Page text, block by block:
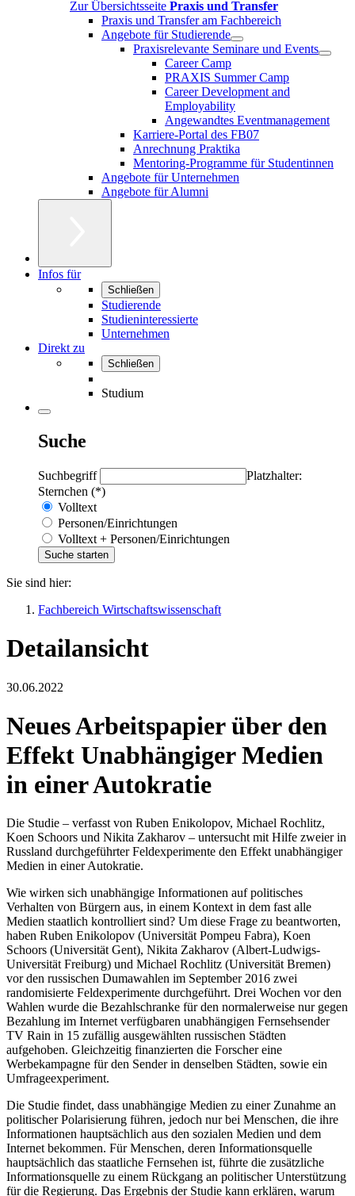
Zur Übersichtsseite Praxis und Transfer
Praxis und Transfer am Fachbereich
Angebote für Studierende
Praxisrelevante Seminare und Events
Career Camp
PRAXIS Summer Camp
Career Development and
Employability
Angewandtes Eventmanagement
Karriere-Portal des FB07
Anrechnung Praktika
Mentoring-Programme für Studentinnen
Angebote für Unternehmen
Angebote für Alumni
Infos für
Schließen
Studierende
Studieninteressierte
Unternehmen
Direkt zu
Schließen
Studium
Suche
Suchbegriff
Platzhalter:
Sternchen (*)
Volltext
Personen/Einrichtungen
Volltext + Personen/Einrichtungen
Sie sind hier:
Fachbereich Wirtschaftswissenschaft
Detailansicht
30.06.2022
Neues Arbeitspapier über den
Effekt Unabhängiger Medien
in einer Autokratie
Die Studie – verfasst von Ruben Enikolopov, Michael Rochlitz,
Koen Schoors und Nikita Zakharov – untersucht mit Hilfe zweier in
Russland durchgeführter Feldexperimente den Effekt unabhängiger
Medien in einer Autokratie.
Wie wirken sich unabhängige Informationen auf politisches
Verhalten von Bürgern aus, in einem Kontext in dem fast alle
Medien staatlich kontrolliert sind? Um diese Frage zu beantworten,
haben Ruben Enikolopov (Universität Pompeu Fabra), Koen
Schoors (Universität Gent), Nikita Zakharov (Albert-Ludwigs-
Universität Freiburg) und Michael Rochlitz (Universität Bremen)
vor den russischen Dumawahlen im September 2016 zwei
randomisierte Feldexperimente durchgeführt. Drei Wochen vor den
Wahlen wurde die Bezahlschranke für den normalerweise nur gegen
Bezahlung im Internet verfügbaren unabhängigen Fernsehsender
TV Rain in 15 zufällig ausgewählten russischen Städten
aufgehoben. Gleichzeitig finanzierten die Forscher eine
Werbekampagne für den Sender in denselben Städten, sowie ein
Umfrageexperiment.
Die Studie findet, dass unabhängige Medien zu einer Zunahme an
politischer Polarisierung führen, jedoch nur bei Menschen, die ihre
Informationen hauptsächlich aus den sozialen Medien und dem
Internet bekommen. Für Menschen, deren Informationsquelle
hauptsächlich das staatliche Fernsehen ist, führte die zusätzliche
Informationsquelle zu einem Rückgang an politischer Unterstützung
für die Regierung. Das Ergebnis der Studie kann erklären, warum